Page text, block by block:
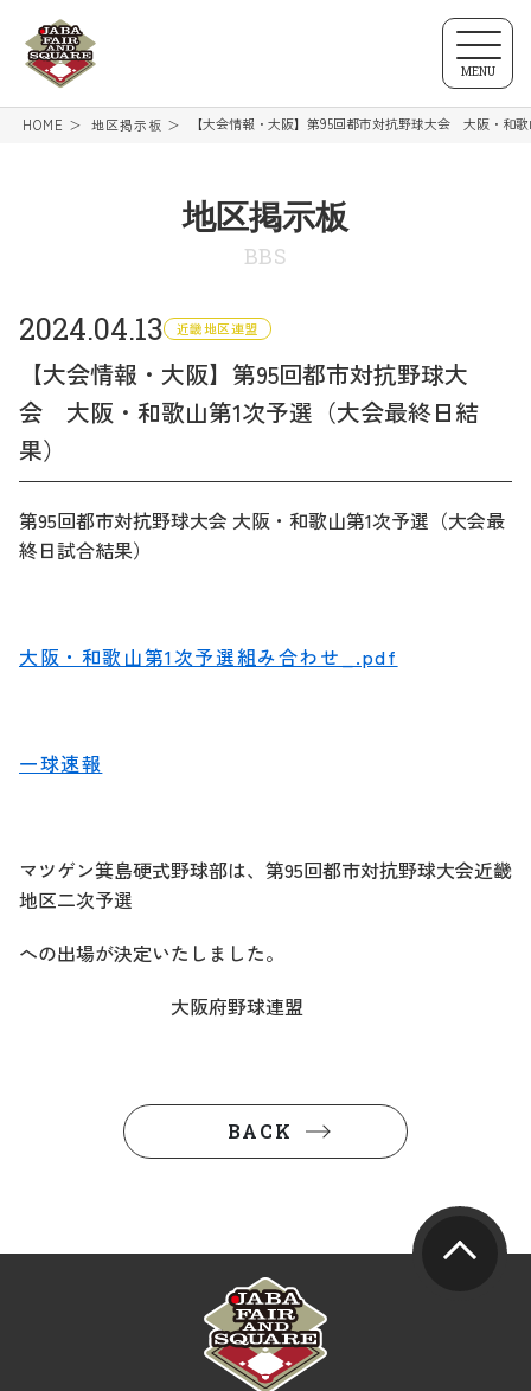
MENU
HOME 地区掲示板 【大会情報・大阪】第95回都市対抗野球大会 大阪・和
地区掲示板
BBS
2024.04.13 近畿地区連盟
【大会情報・大阪】第95回都市対抗野球大
会 大阪・和歌山第1次予選（大会最終日結
果）
第95回都市対抗野球大会 大阪・和歌山第1次予選（大会最
終日試合結果）
大阪・和歌山第1次予選組み合わせ_.pdf
一球速報
マツゲン箕島硬式野球部は、第95回都市対抗野球大会近畿
地区二次予選
への出場が決定いたしました。
大阪府野球連盟
BACK